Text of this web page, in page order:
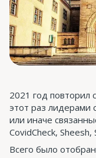
2021 год повторил
этот раз лидерами
или иначе
CovidCheck,
Всего было